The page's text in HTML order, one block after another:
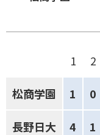
1 2
松商学園 1 0
長野日大 4 1